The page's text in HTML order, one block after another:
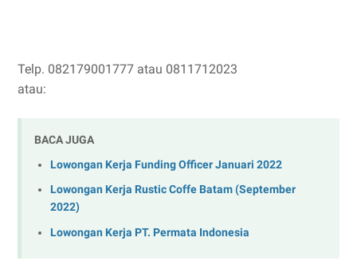
Telp. 082179001777 atau 0811712023
atau:
BACA JUGA
Lowongan Kerja Funding Officer Januari 2022
Lowongan Kerja Rustic Coffe Batam (September
2022)
Lowongan Kerja PT. Permata Indonesia